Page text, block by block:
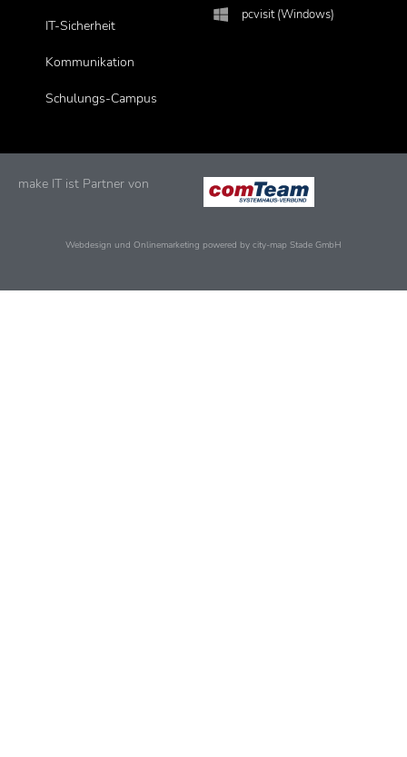
IT-Sicherheit
Kommunikation
Schulungs-Campus
pcvisit (Windows)
make IT ist Partner von
Webdesign und Onlinemarketing powered by city-map Stade GmbH